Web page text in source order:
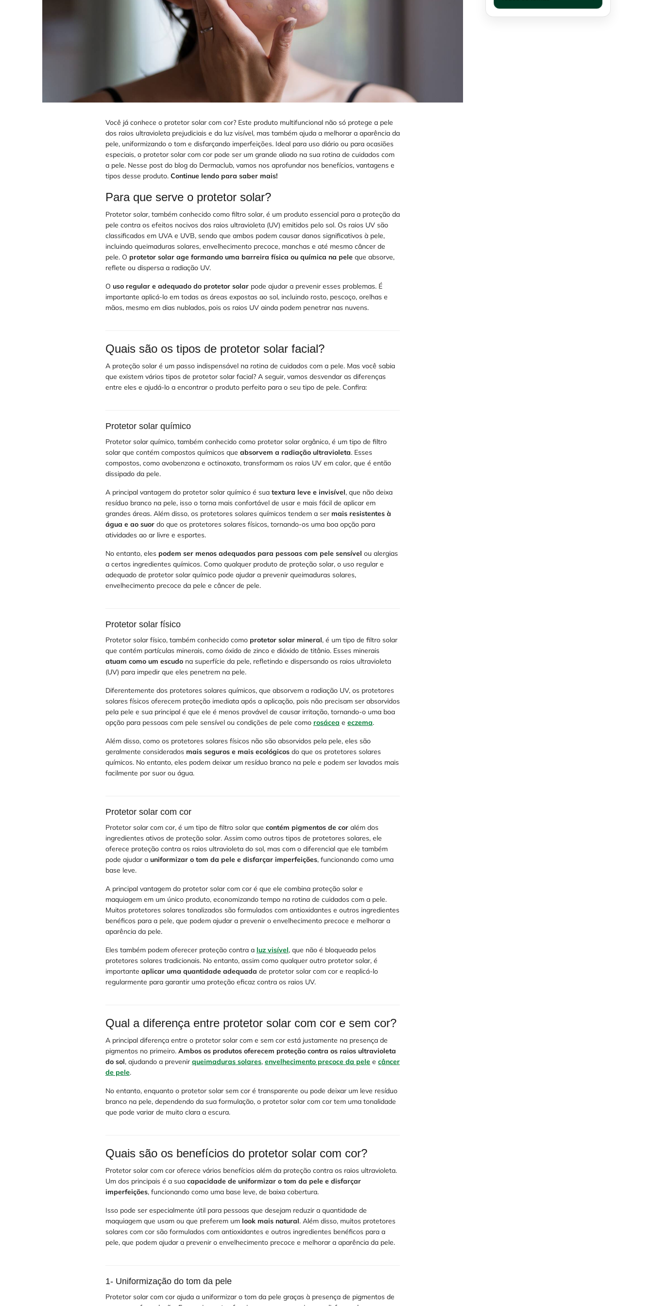
Você já conhece o protetor solar com cor? Este produto multifuncional não só protege a pele
dos raios ultravioleta prejudiciais e da luz visível, mas também ajuda a melhorar a aparência da
pele, uniformizando o tom e disfarçando imperfeições. Ideal para uso diário ou para ocasiões
especiais, o protetor solar com cor pode ser um grande aliado na sua rotina de cuidados com
a pele. Nesse post do blog do Dermaclub, vamos nos aprofundar nos benefícios, vantagens e
tipos desse produto. Continue lendo para saber mais!
Para que serve o protetor solar?
Protetor solar, também conhecido como filtro solar, é um produto essencial para a proteção da
pele contra os efeitos nocivos dos raios ultravioleta (UV) emitidos pelo sol. Os raios UV são
classificados em UVA e UVB, sendo que ambos podem causar danos significativos à pele,
incluindo queimaduras solares, envelhecimento precoce, manchas e até mesmo câncer de
pele. O protetor solar age formando uma barreira física ou química na pele que absorve,
reflete ou dispersa a radiação UV.
O uso regular e adequado do protetor solarpode ajudar a prevenir esses problemas. É
importante aplicá-lo em todas as áreas expostas ao sol, incluindo rosto, pescoço, orelhas e
mãos, mesmo em dias nublados, pois os raios UV ainda podem penetrar nas nuvens.
Quais são os tipos de protetor solar facial?
A proteção solar é um passo indispensável na rotina de cuidados com a pele. Mas você sabia
que existem vários tipos de protetor solar facial? A seguir, vamos desvendar as diferenças
entre eles e ajudá-lo a encontrar o produto perfeito para o seu tipo de pele. Confira:
Protetor solar químico
Protetor solar químico, também conhecido como protetor solar orgânico, é um tipo de filtro
solar que contém compostos químicos que absorvem a radiação ultravioleta. Esses
compostos, como avobenzona e octinoxato, transformam os raios UV em calor, que é então
dissipado da pele.
A principal vantagem do protetor solar químico é sua textura leve e invisível, que não deixa
resíduo branco na pele, isso o torna mais confortável de usar e mais fácil de aplicar em
grandes áreas. Além disso, os protetores solares químicos tendem a ser mais resistentes à
água e ao suor do que os protetores solares físicos, tornando-os uma boa opção para
atividades ao ar livre e esportes.
No entanto, eles podem ser menos adequados para pessoas com pele sensível ou alergias
a certos ingredientes químicos. Como qualquer produto de proteção solar, o uso regular e
adequado de protetor solar químico pode ajudar a prevenir queimaduras solares,
envelhecimento precoce da pele e câncer de pele.
Protetor solar físico
Protetor solar físico, também conhecido como protetor solar mineral, é um tipo de filtro solar
que contém partículas minerais, como óxido de zinco e dióxido de titânio. Esses minerais
atuam como um escudo na superfície da pele, refletindo e dispersando os raios ultravioleta
(UV) para impedir que eles penetrem na pele.
Diferentemente dos protetores solares químicos, que absorvem a radiação UV, os protetores
solares físicos oferecem proteção imediata após a aplicação, pois não precisam ser absorvidos
pela pele e sua principal é que ele é menos provável de causar irritação, tornando-o uma boa
opção para pessoas com pele sensível ou condições de pele como rosácea e eczema.
Além disso, como os protetores solares físicos não são absorvidos pela pele, eles são
geralmente considerados mais seguros e mais ecológicos do que os protetores solares
químicos. No entanto, eles podem deixar um resíduo branco na pele e podem ser lavados mais
facilmente por suor ou água.
Protetor solar com cor
Protetor solar com cor, é um tipo de filtro solar que contém pigmentos de cor além dos
ingredientes ativos de proteção solar. Assim como outros tipos de protetores solares, ele
oferece proteção contra os raios ultravioleta do sol, mas com o diferencial que ele também
pode ajudar a uniformizar o tom da pele e disfarçar imperfeições, funcionando como uma
base leve.
A principal vantagem do protetor solar com cor é que ele combina proteção solar e
maquiagem em um único produto, economizando tempo na rotina de cuidados com a pele.
Muitos protetores solares tonalizados são formulados com antioxidantes e outros ingredientes
benéficos para a pele, que podem ajudar a prevenir o envelhecimento precoce e melhorar a
aparência da pele.
Eles também podem oferecer proteção contra a luz visível, que não é bloqueada pelos
protetores solares tradicionais. No entanto, assim como qualquer outro protetor solar, é
importante aplicar uma quantidade adequada de protetor solar com cor e reaplicá-lo
regularmente para garantir uma proteção eficaz contra os raios UV.
Qual a diferença entre protetor solar com cor e sem cor?
A principal diferença entre o protetor solar com e sem cor está justamente na presença de
pigmentos no primeiro. Ambos os produtos oferecem proteção contra os raios ultravioleta
do sol, ajudando a prevenir queimaduras solares, envelhecimento precoce da pelee câncer
de pele.
No entanto, enquanto o protetor solar sem cor é transparente ou pode deixar um leve resíduo
branco na pele, dependendo da sua formulação, o protetor solar com cor tem uma tonalidade
que pode variar de muito clara a escura.
Quais são os benefícios do protetor solar com cor?
Protetor solar com cor oferece vários benefícios além da proteção contra os raios ultravioleta.
Um dos principais é a sua capacidade de uniformizar o tom da pele e disfarçar
imperfeições, funcionando como uma base leve, de baixa cobertura.
Isso pode ser especialmente útil para pessoas que desejam reduzir a quantidade de
maquiagem que usam ou que preferem um look mais natural. Além disso, muitos protetores
solares com cor são formulados com antioxidantes e outros ingredientes benéficos para a
pele, que podem ajudar a prevenir o envelhecimento precoce e melhorar a aparência da pele.
1- Uniformização do tom da pele
Protetor solar com cor ajuda a uniformizar o tom da pele graças à presença de pigmentos de